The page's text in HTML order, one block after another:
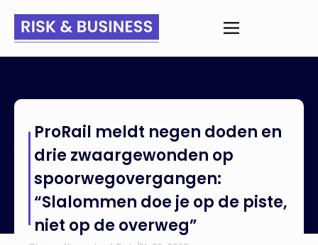
zwaargewonden op spoorwegovergangen: “Slalommen doe
je op de piste, niet op de overweg”
ProRail meldt negen doden en
drie zwaargewonden op
spoorwegovergangen:
“Slalommen doe je op de piste,
niet op de overweg”